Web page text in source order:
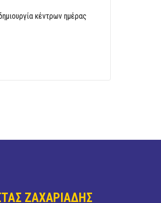
κέντρων ημέρας
ΖΑΧΑΡΙΑΔΗΣ